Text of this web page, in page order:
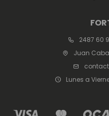
2487 60
Juan
Lunes a